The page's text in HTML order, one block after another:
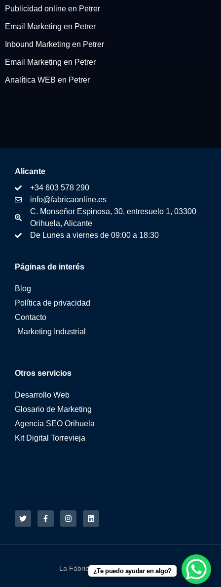
Publicidad online en Petrer
Email Marketing en Petrer
Inbound Marketing en Petrer
Email Marketing en Petrer
Analítica WEB en Petrer
Otros servicios
Desarrollo Web
Glosario de Marketing
Agencia SEO Orihuela
Kit Digital Torrevieja
Páginas de interés
Blog
Política de privacidad
Contacto
Marketing Industrial
Alicante
+34 603 578 290
info@fabricaonline.es
C. Monseñor Espinosa, 30, entresuelo 1, 03300
Orihuela, Alicante
De Lunes a viernes de 09:00 a 18:30
La Fábrica Online © 2015 - 2026
¿Te puedo ayudar en algo?